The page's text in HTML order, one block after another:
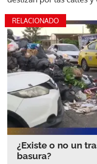
RELACIONADO
¿Existe o no un
basura?